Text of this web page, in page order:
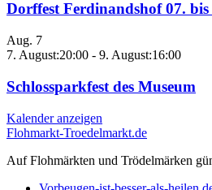
Dorffest Ferdinandshof 07.
Aug. 7
7. August:20:00 - 9. August:16:00
Schlossparkfest des Museum
Kalender anzeigen
Flohmarkt-Troedelmarkt.de
Auf Flohmärkten und Trödelmärken